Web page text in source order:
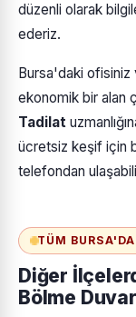
düzenli olarak
ederiz.
Bursa'daki
ekonomik bir alan
Tadilat
ücretsiz keşif için
telefondan
TÜM
Diğer
Bölme Duvar